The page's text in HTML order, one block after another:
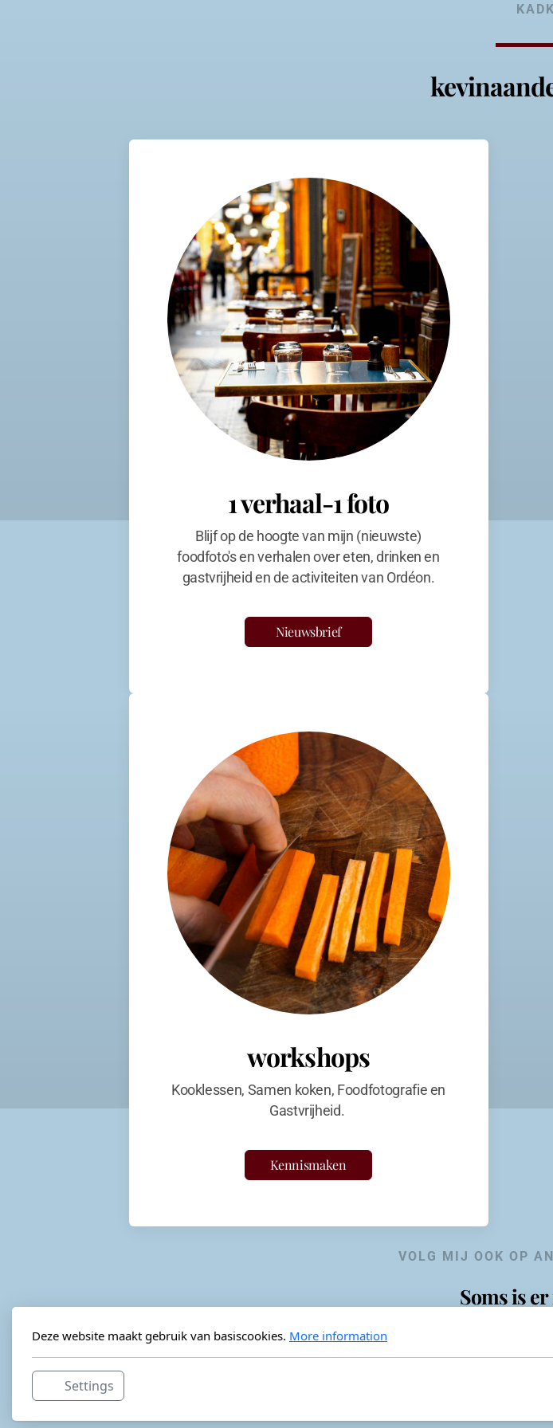
KADK
1 verhaal-1 foto
Blijf op de hoogte van mijn (nieuwste)
foodfoto's en verhalen over eten, drinken en
gastvrijheid en de activiteiten van Ordéon.
Nieuwsbrief
workshops
Kooklessen, Samen koken, Foodfotografie en
Gastvrijheid.
Kennismaken
VOLG MIJ OOK OP
Soms is
Deze website maakt gebruik van basiscookies. More information
Settings